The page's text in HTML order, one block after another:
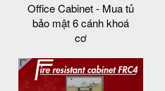
Office Cabinet - Mua tủ
bảo mật 6 cánh khoá
cơ